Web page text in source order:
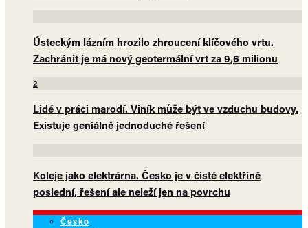
Ústeckým lázním hrozilo zhroucení klíčového vrtu.
Zachránit je má nový geotermální vrt za 9,6 milionu
2
Lidé v práci marodí. Viník může být ve vzduchu budovy.
Existuje geniálně jednoduché řešení
Koleje jako elektrárna. Česko je v čisté elektřině
poslední, řešení ale neleží jen na povrchu
Česko